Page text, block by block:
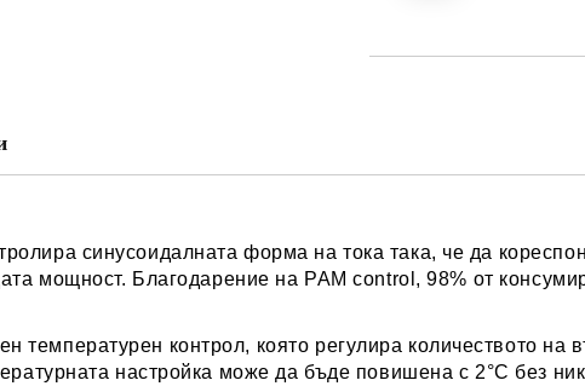
синусоидалната форма на тока така, че да
мощност. Благодарение на PAM control, 98% от
температурен контрол, която регулира количеството
настройка може да бъде повишена с 2°C без